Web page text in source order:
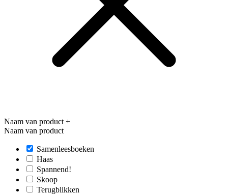
Naam van product +
Naam van product
Samenleesboeken
Haas
Spannend!
Skoop
Terugblikken